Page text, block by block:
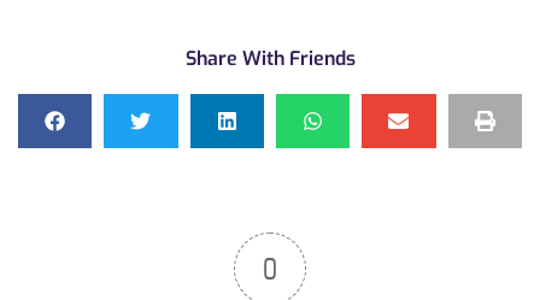
Share With Friends
0